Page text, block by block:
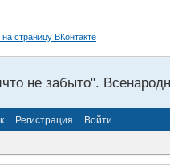
не забыто".
Регистрация Войти